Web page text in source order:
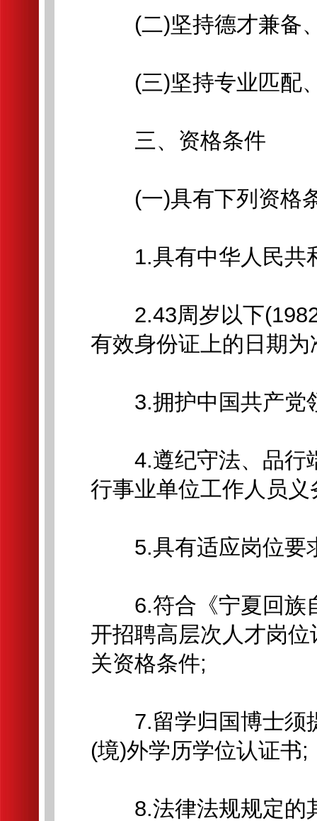
(二)坚持德才兼备
(三)坚持专业匹配
三、资格条件
(一)具有下列资格
1.具有中华人民共
2.43周岁以下(1982
有效身份证上的日期为
3.拥护中国共产党
4.遵纪守法、品行
行事业单位工作人员义
5.具有适应岗位要
6.符合《宁夏回族
开招聘高层次人才岗
关资格条件;
7.留学归国博士须
(境)外学历学位认证书;
8.法律法规规定的